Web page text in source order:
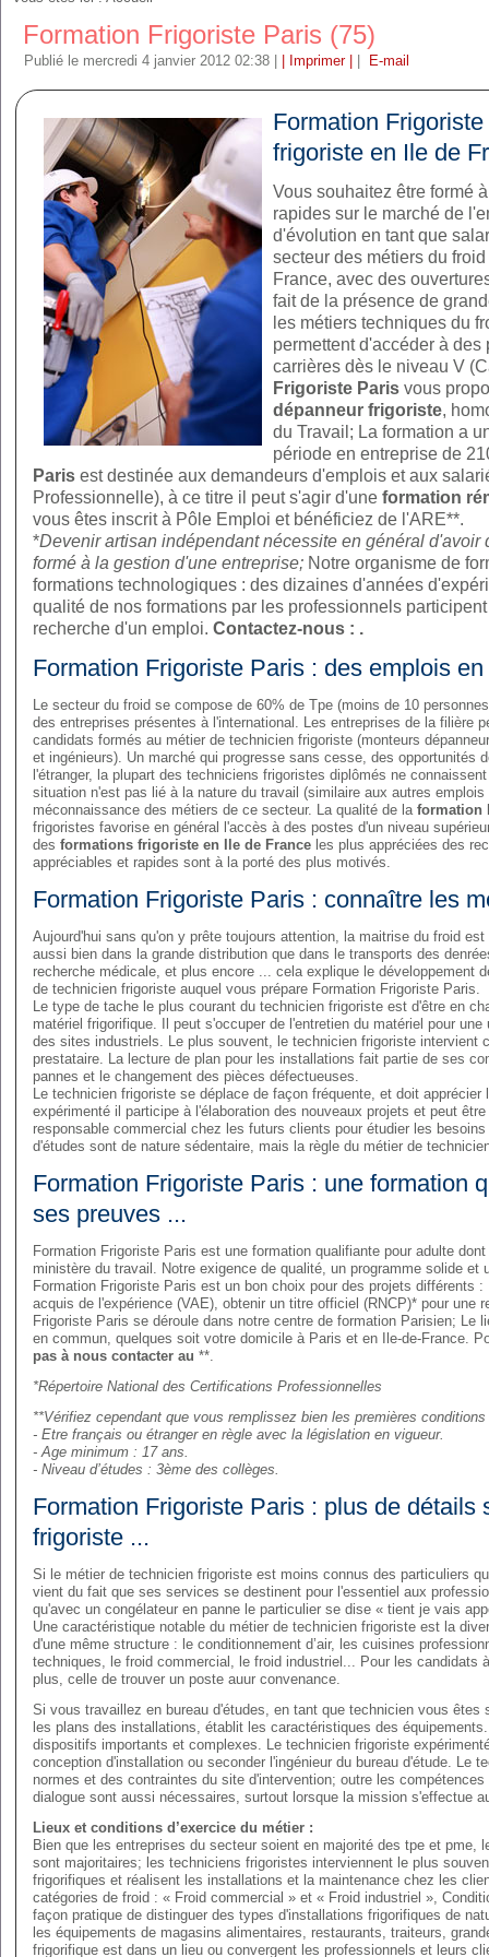
Formation Frigoriste Paris (75)
Publié le mercredi 4 janvier 2012 02:38 | Imprimer | E-mail
Formation
frigoriste en Ile de
Vous souhaitez être formé
rapides sur le marché de
d'évolution en tant que
secteur des métiers du
France, avec des
fait de la présence de
les métiers techniques du
permettent d'accéder à
carrières dès le niveau V
Frigoriste Paris vous
dépanneur frigoriste,
du Travail; La formation a
période en entreprise de
Paris est destinée aux demandeurs d'emplois et aux
Professionnelle), à ce titre il peut s'agir d'une formation
vous êtes inscrit à Pôle Emploi et bénéficiez de l'ARE**.
*Devenir artisan indépendant nécessite en général d'avoir
formé à la gestion d'une entreprise; Notre organisme de
formations technologiques : des dizaines d'années
qualité de nos formations par les professionnels
recherche d'un emploi. Contactez-nous : .
Formation Frigoriste Paris : des emplois
Le secteur du froid se compose de 60% de Tpe (moins de 10
des entreprises présentes à l'international. Les entreprises de la filière
candidats formés au métier de technicien frigoriste (monteurs
et ingénieurs). Un marché qui progresse sans cesse, des opportunités
l'étranger, la plupart des techniciens frigoristes diplômés ne
situation n'est pas lié à la nature du travail (similaire aux autres
méconnaissance des métiers de ce secteur. La qualité de la formation
frigoristes favorise en général l'accès à des postes d'un niveau
des formations frigoriste en Ile de France les plus appréciées des
appréciables et rapides sont à la porté des plus motivés.
Formation Frigoriste Paris : connaître les
Aujourd'hui sans qu'on y prête toujours attention, la maitrise du froid
aussi bien dans la grande distribution que dans le transports des
recherche médicale, et plus encore ... cela explique le développement
de technicien frigoriste auquel vous prépare Formation Frigoriste Paris.
Le type de tache le plus courant du technicien frigoriste est d'être en
matériel frigorifique. Il peut s'occuper de l'entretien du matériel pour
des sites industriels. Le plus souvent, le technicien frigoriste intervient
prestataire. La lecture de plan pour les installations fait partie de ses
pannes et le changement des pièces défectueuses.
Le technicien frigoriste se déplace de façon fréquente, et doit
expérimenté il participe à l'élaboration des nouveaux projets et peut
responsable commercial chez les futurs clients pour étudier les
d'études sont de nature sédentaire, mais la règle du métier de
Formation Frigoriste Paris : une formation
ses preuves ...
Formation Frigoriste Paris est une formation qualifiante pour adulte
ministère du travail. Notre exigence de qualité, un programme solide et
Formation Frigoriste Paris est un bon choix pour des projets différents
acquis de l'expérience (VAE), obtenir un titre officiel (RNCP)* pour une
Frigoriste Paris se déroule dans notre centre de formation Parisien; Le
en commun, quelques soit votre domicile à Paris et en Ile-de-France.
pas à nous contacter au **.
*Répertoire National des Certifications Professionnelles
**Vérifiez cependant que vous remplissez bien les premières
- Etre français ou étranger en règle avec la législation en vigueur.
- Age minimum : 17 ans.
- Niveau d’études : 3ème des collèges.
Formation Frigoriste Paris : plus de détails
frigoriste ...
Si le métier de technicien frigoriste est moins connus des particuliers
vient du fait que ses services se destinent pour l'essentiel aux
qu'avec un congélateur en panne le particulier se dise « tient je vais
Une caractéristique notable du métier de technicien frigoriste est la
d'une même structure : le conditionnement d’air, les cuisines
techniques, le froid commercial, le froid industriel... Pour les candidats
plus, celle de trouver un poste auur convenance.
Si vous travaillez en bureau d'études, en tant que technicien vous êtes
les plans des installations, établit les caractéristiques des
dispositifs importants et complexes. Le technicien frigoriste
conception d'installation ou seconder l'ingénieur du bureau d'étude. Le
normes et des contraintes du site d'intervention; outre les
dialogue sont aussi nécessaires, surtout lorsque la mission s'effectue
Lieux et conditions d’exercice du métier :
Bien que les entreprises du secteur soient en majorité des tpe et pme,
sont majoritaires; les techniciens frigoristes interviennent le plus
frigorifiques et réalisent les installations et la maintenance chez les
catégories de froid : « Froid commercial » et « Froid industriel »,
façon pratique de distinguer des types d'installations frigorifiques de
les équipements de magasins alimentaires, restaurants, traiteurs,
frigorifique est dans un lieu ou convergent les professionnels et leurs